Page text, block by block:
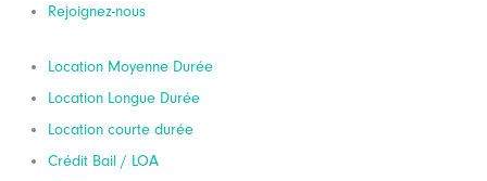
Rejoignez-nous
Location Moyenne Durée
Location Longue Durée
Location courte durée
Crédit Bail / LOA